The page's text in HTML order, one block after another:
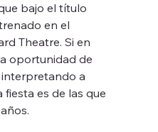
bajo el título
en el
Theatre. Si en
oportunidad de
a
fiesta es de las que